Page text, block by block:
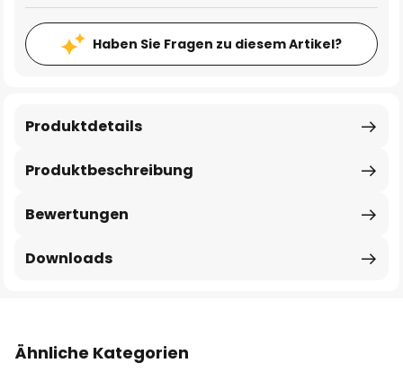
Haben Sie Fragen zu diesem Artikel?
Produktbeschreibung
Produktdetails
Bewertungen
Downloads
Ähnliche Kategorien